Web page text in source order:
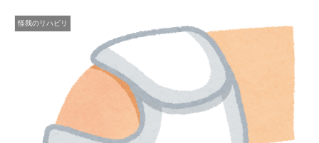
怪我のリハビリ